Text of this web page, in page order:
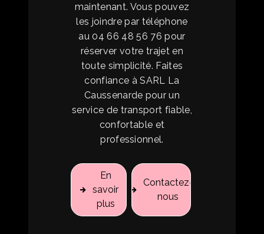
maintenant. Vous pouvez
les joindre par téléphone
au 04 66 48 56 76 pour
réserver votre trajet en
toute simplicité. Faites
confiance à SARL La
Caussenarde pour un
service de transport fiable,
confortable et
professionnel.
En
savoir
plus
Contactez-
nous